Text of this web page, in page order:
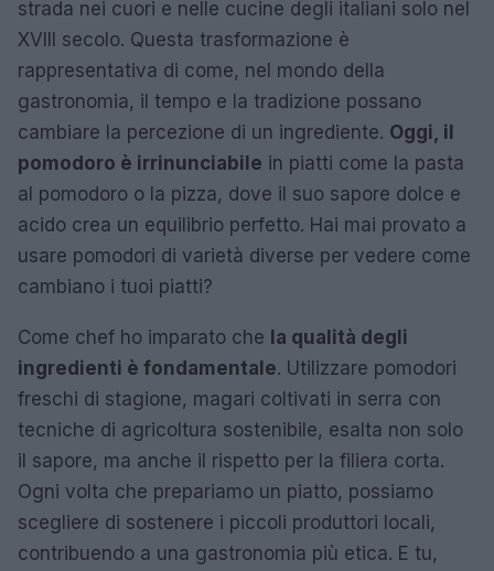
strada nei cuori e nelle cucine degli italiani solo nel
XVIII secolo. Questa trasformazione è
rappresentativa di come, nel mondo della
gastronomia, il tempo e la tradizione possano
cambiare la percezione di un ingrediente. Oggi, il
pomodoro è irrinunciabile in piatti come la pasta
al pomodoro o la pizza, dove il suo sapore dolce e
acido crea un equilibrio perfetto. Hai mai provato a
usare pomodori di varietà diverse per vedere come
cambiano i tuoi piatti?
Come chef ho imparato che la qualità degli
ingredienti è fondamentale. Utilizzare pomodori
freschi di stagione, magari coltivati in serra con
tecniche di agricoltura sostenibile, esalta non solo
il sapore, ma anche il rispetto per la filiera corta.
Ogni volta che prepariamo un piatto, possiamo
scegliere di sostenere i piccoli produttori locali,
contribuendo a una gastronomia più etica. E tu,